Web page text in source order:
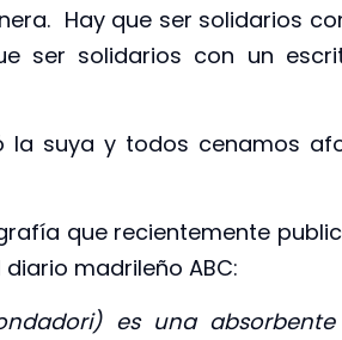
Hay que ser solidarios
ser solidarios con un
la suya y todos cenamos
que recientemente
madrileño ABC:
es una